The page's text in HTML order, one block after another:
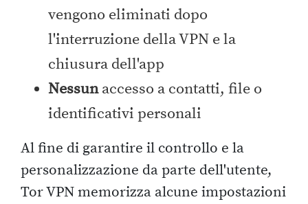
vengono eliminati dopo
l'interruzione della VPN e la
chiusura dell'app
Nessunaccesso a contatti, file o
identificativi personali
Al fine di garantire il controllo e la
personalizzazione da parte dell'utente,
Tor VPN memorizza alcune impostazioni